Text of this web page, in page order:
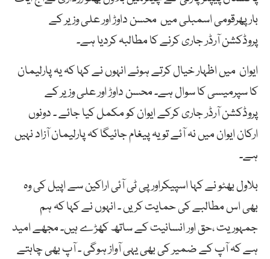
بار پھرقومی اسمبلی میں محسن داوڑ اور علی وزیر کے
پروڈکشن آرڈر جاری کرنے کا مطالبہ کردیا ہے۔
ایوان میں اظہار خیال کرتے ہوئے انہوں نے کہا کہ یہ پارلیمان
کا سپرمیسی کا سوال ہے۔ محسن داوڑ اور علی وزیر کے
پروڈکشن آرڈر جاری کرکے ایوان کو مکمل کیا جائے ۔ دونوں
ارکان ایوان میں نہ آئے تو یہ پیغام جائیگا کہ پارلیمان آزاد نہیں
ہے۔
بلاول بھٹو نے کہا اسپیکراور پی ٹی آئی اراکین سے اپیل کی وہ
بھی اس مطالبے کی حمایت کریں ۔ انہوں نے کہا کہ ہم
جمہوریت ،حق اور انسانیت کے ساتھ کھڑے ہیں۔ مجھے امید
ہے کہ آپ کے ضمیر کی بھی یہی آواز ہوگی ۔ آپ بھی چاہتے